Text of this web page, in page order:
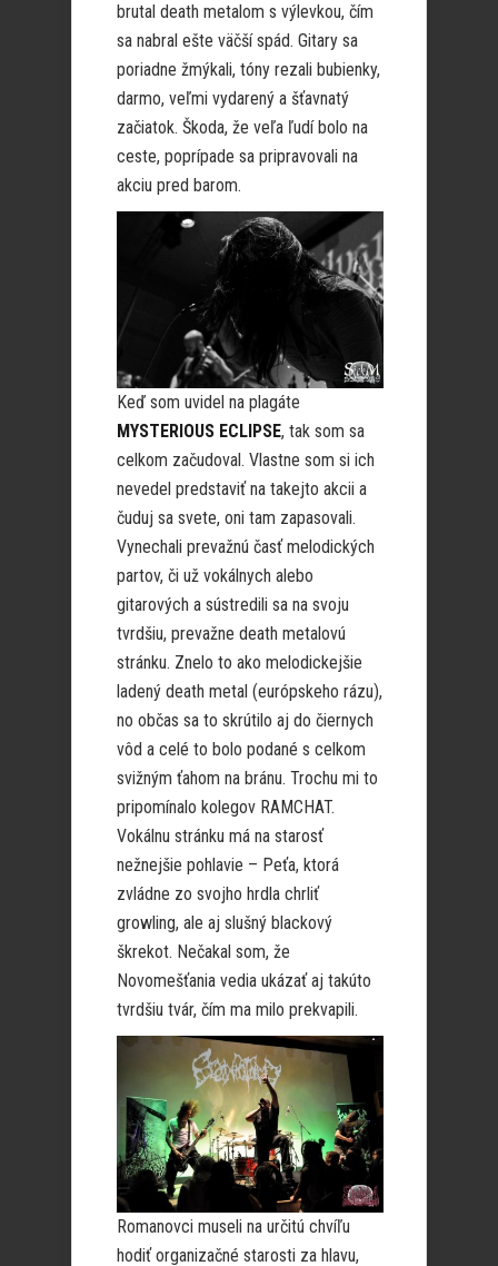
brutal death metalom s výlevkou, čím
sa nabral ešte väčší spád. Gitary sa
poriadne žmýkali, tóny rezali bubienky,
darmo, veľmi vydarený a šťavnatý
začiatok. Škoda, že veľa ľudí bolo na
ceste, poprípade sa pripravovali na
akciu pred barom.
Keď som uvidel na plagáte
MYSTERIOUS ECLIPSE, tak som sa
celkom začudoval. Vlastne som si ich
nevedel predstaviť na takejto akcii a
čuduj sa svete, oni tam zapasovali.
Vynechali prevažnú časť melodických
partov, či už vokálnych alebo
gitarových a sústredili sa na svoju
tvrdšiu, prevažne death metalovú
stránku. Znelo to ako melodickejšie
ladený death metal (európskeho rázu),
no občas sa to skrútilo aj do čiernych
vôd a celé to bolo podané s celkom
svižným ťahom na bránu. Trochu mi to
pripomínalo kolegov RAMCHAT.
Vokálnu stránku má na starosť
nežnejšie pohlavie – Peťa, ktorá
zvládne zo svojho hrdla chrliť
growling, ale aj slušný blackový
škrekot. Nečakal som, že
Novomešťania vedia ukázať aj takúto
tvrdšiu tvár, čím ma milo prekvapili.
Romanovci museli na určitú chvíľu
hodiť organizačné starosti za hlavu,